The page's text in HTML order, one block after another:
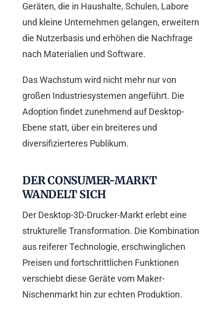
Geräten, die in Haushalte, Schulen, Labore
und kleine Unternehmen gelangen, erweitern
die Nutzerbasis und erhöhen die Nachfrage
nach Materialien und Software.
Das Wachstum wird nicht mehr nur von
großen Industriesystemen angeführt. Die
Adoption findet zunehmend auf Desktop-
Ebene statt, über ein breiteres und
diversifizierteres Publikum.
DER CONSUMER-MARKT
WANDELT SICH
Der Desktop-3D-Drucker-Markt erlebt eine
strukturelle Transformation. Die Kombination
aus reiferer Technologie, erschwinglichen
Preisen und fortschrittlichen Funktionen
verschiebt diese Geräte vom Maker-
Nischenmarkt hin zur echten Produktion.